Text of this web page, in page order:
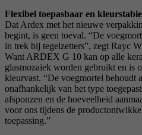
Flexibel toepasbaar en
Dat Ardex met het nieuwe
begint, is geen toeval. “De
in trek bij tegelzetters”, zegt Rayc
Want ARDEX G 10 kan op alle
glasmozaïek worden gebruikt en is
kleurvast. “De voegmortel behoudt
onafhankelijk van het type
afsponzen en de hoeveelheid
voor ons tijdens de
toepassing.”